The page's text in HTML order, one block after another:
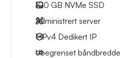
100 GB NVMe SSD
Administrert server
1 IPv4 Dedikert IP
Ubegrenset båndbredde